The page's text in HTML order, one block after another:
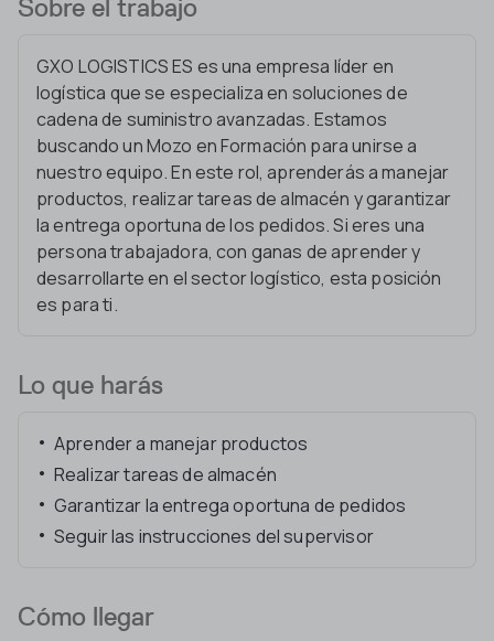
Sobre el trabajo
GXO LOGISTICS ES es una empresa líder en
logística que se especializa en soluciones de
cadena de suministro avanzadas. Estamos
buscando un Mozo en Formación para unirse a
nuestro equipo. En este rol, aprenderás a manejar
productos, realizar tareas de almacén y garantizar
la entrega oportuna de los pedidos. Si eres una
persona trabajadora, con ganas de aprender y
desarrollarte en el sector logístico, esta posición
es para ti.
Lo que harás
Aprender a manejar productos
Realizar tareas de almacén
Garantizar la entrega oportuna de pedidos
Seguir las instrucciones del supervisor
Cómo llegar